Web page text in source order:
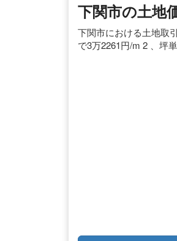
下関市の土地
下関市における土地取
で3万2261円/m 2 、坪